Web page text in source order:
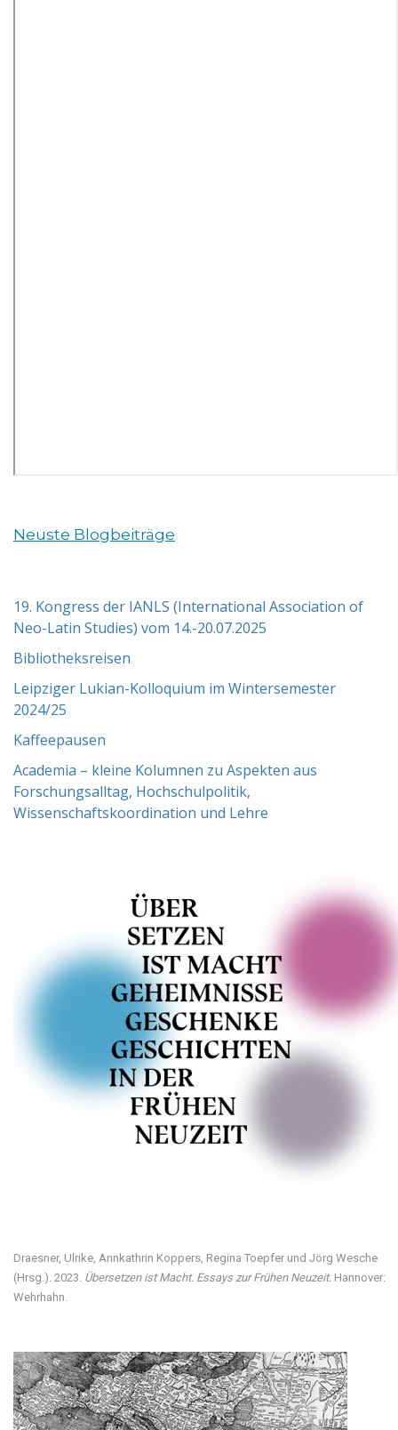
Neuste Blogbeiträge
19. Kongress der IANLS (International Association of
Neo-Latin Studies) vom 14.-20.07.2025
Bibliotheksreisen
Leipziger Lukian-Kolloquium im Wintersemester
2024/25
Kaffeepausen
Academia – kleine Kolumnen zu Aspekten aus
Forschungsalltag, Hochschulpolitik,
Wissenschaftskoordination und Lehre
Draesner, Ulrike, Annkathrin Koppers, Regina Toepfer und Jörg Wesche
(Hrsg.). 2023. Übersetzen ist Macht. Essays zur Frühen Neuzeit. Hannover:
Wehrhahn.